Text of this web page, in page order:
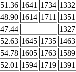
51.36 1641 1734 1332
48.90 1614 1711 1351
47.44 1327
52.63 1645 1735 1463
54.78 1605 1763 1589
52.01 1594 1719 1391